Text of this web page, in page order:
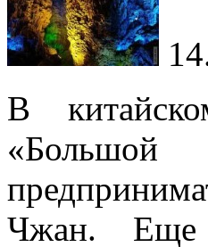
В
Чжан. Еще